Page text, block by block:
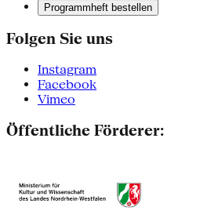
Programmheft bestellen
Folgen Sie uns
Instagram
Facebook
Vimeo
Öffentliche Förderer: